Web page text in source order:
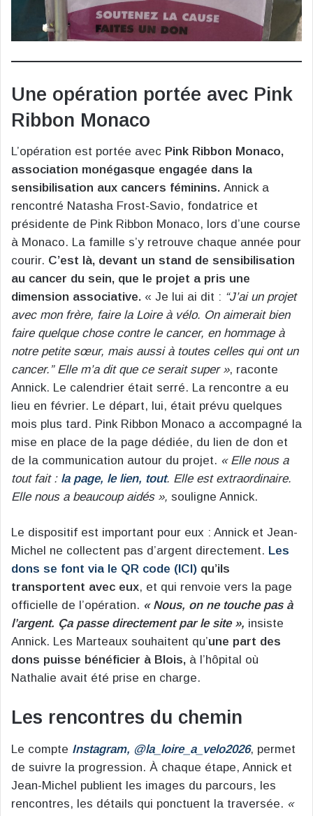
Une opération portée avec Pink
Ribbon Monaco
L’opération est portée avec Pink Ribbon Monaco,
association monégasque engagée dans la
sensibilisation aux cancers féminins. Annick a
rencontré Natasha Frost-Savio, fondatrice et
présidente de Pink Ribbon Monaco, lors d’une course
à Monaco. La famille s’y retrouve chaque année pour
courir. C’est là, devant un stand de sensibilisation
au cancer du sein, que le projet a pris une
dimension associative. « Je lui ai dit : “J’ai un projet
avec mon frère, faire la Loire à vélo. On aimerait bien
faire quelque chose contre le cancer, en hommage à
notre petite sœur, mais aussi à toutes celles qui ont un
cancer.” Elle m’a dit que ce serait super », raconte
Annick. Le calendrier était serré. La rencontre a eu
lieu en février. Le départ, lui, était prévu quelques
mois plus tard. Pink Ribbon Monaco a accompagné la
mise en place de la page dédiée, du lien de don et
de la communication autour du projet. « Elle nous a
tout fait : la page, le lien, tout. Elle est extraordinaire.
Elle nous a beaucoup aidés », souligne Annick.
Le dispositif est important pour eux : Annick et Jean-
Michel ne collectent pas d’argent directement. Les
dons se font via le QR code (ICI) qu’ils
transportent avec eux, et qui renvoie vers la page
officielle de l’opération. « Nous, on ne touche pas à
l’argent. Ça passe directement par le site », insiste
Annick. Les Marteaux souhaitent qu’une part des
dons puisse bénéficier à Blois, à l’hôpital où
Nathalie avait été prise en charge.
Les rencontres du chemin
Le compte Instagram, @la_loire_a_velo2026, permet
de suivre la progression. À chaque étape, Annick et
Jean-Michel publient les images du parcours, les
rencontres, les détails qui ponctuent la traversée. «